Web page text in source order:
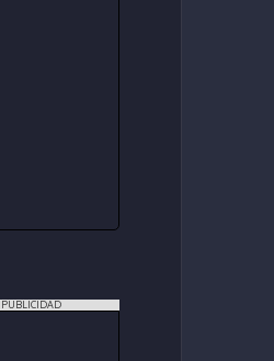
PUBLICIDAD